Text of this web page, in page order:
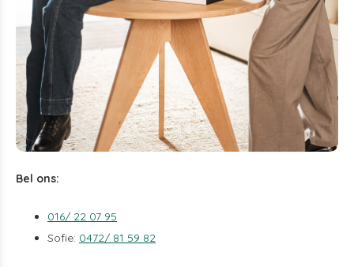
Bel ons:
016/ 22 07 95
Sofie: 0472/ 81 59 82